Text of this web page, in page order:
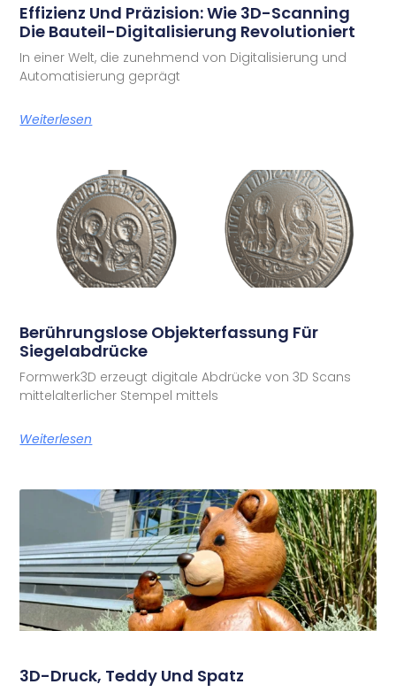
Effizienz Und Präzision: Wie 3D-Scanning
Die Bauteil-Digitalisierung Revolutioniert
In einer Welt, die zunehmend von Digitalisierung und
Automatisierung geprägt
Weiterlesen
Berührungslose Objekterfassung Für
Siegelabdrücke
Formwerk3D erzeugt digitale Abdrücke von 3D Scans
mittelalterlicher Stempel mittels
Weiterlesen
3D-Druck, Teddy Und Spatz